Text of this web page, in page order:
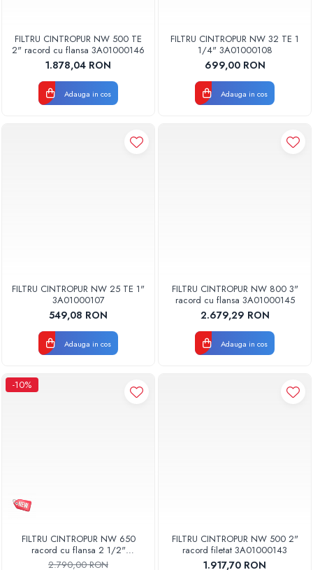
FILTRU CINTROPUR NW 500 TE
2" racord cu flansa 3A01000146
1.878,04 RON
Adauga in cos
FILTRU CINTROPUR NW 32 TE 1
1/4" 3A01000108
699,00 RON
Adauga in cos
FILTRU CINTROPUR NW 25 TE 1"
3A01000107
549,08 RON
Adauga in cos
FILTRU CINTROPUR NW 800 3"
racord cu flansa 3A01000145
2.679,29 RON
Adauga in cos
-10%
FILTRU CINTROPUR NW 650
racord cu flansa 2 1/2"
3A01000144
2.790,00 RON
FILTRU CINTROPUR NW 500 2"
racord filetat 3A01000143
1.917,70 RON